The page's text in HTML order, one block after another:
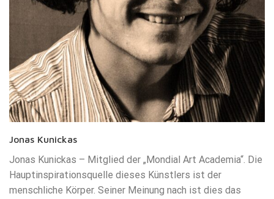
Jonas Kunickas
Jonas Kunickas – Mitglied der „Mondial Art Academia“. Die
Hauptinspirationsquelle dieses Künstlers ist der
menschliche Körper. Seiner Meinung nach ist dies das